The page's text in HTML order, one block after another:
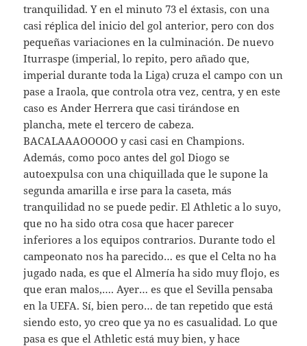
tranquilidad. Y en el minuto 73 el éxtasis, con una
casi réplica del inicio del gol anterior, pero con dos
pequeñas variaciones en la culminación. De nuevo
Iturraspe (imperial, lo repito, pero añado que,
imperial durante toda la Liga) cruza el campo con un
pase a Iraola, que controla otra vez, centra, y en este
caso es Ander Herrera que casi tirándose en
plancha, mete el tercero de cabeza.
BACALAAAOOOOO y casi casi en Champions.
Además, como poco antes del gol Diogo se
autoexpulsa con una chiquillada que le supone la
segunda amarilla e irse para la caseta, más
tranquilidad no se puede pedir. El Athletic a lo suyo,
que no ha sido otra cosa que hacer parecer
inferiores a los equipos contrarios. Durante todo el
campeonato nos ha parecido… es que el Celta no ha
jugado nada, es que el Almería ha sido muy flojo, es
que eran malos,…. Ayer… es que el Sevilla pensaba
en la UEFA. Sí, bien pero… de tan repetido que está
siendo esto, yo creo que ya no es casualidad. Lo que
pasa es que el Athletic está muy bien, y hace